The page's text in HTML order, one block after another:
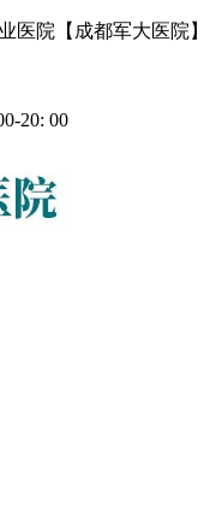
医院【成都军大医院】
20: 00